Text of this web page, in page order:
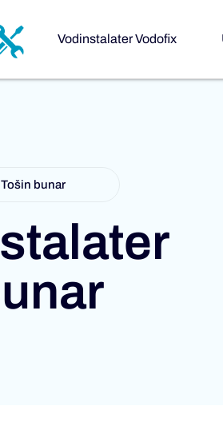
Vodinstalater Vodofix
bunar